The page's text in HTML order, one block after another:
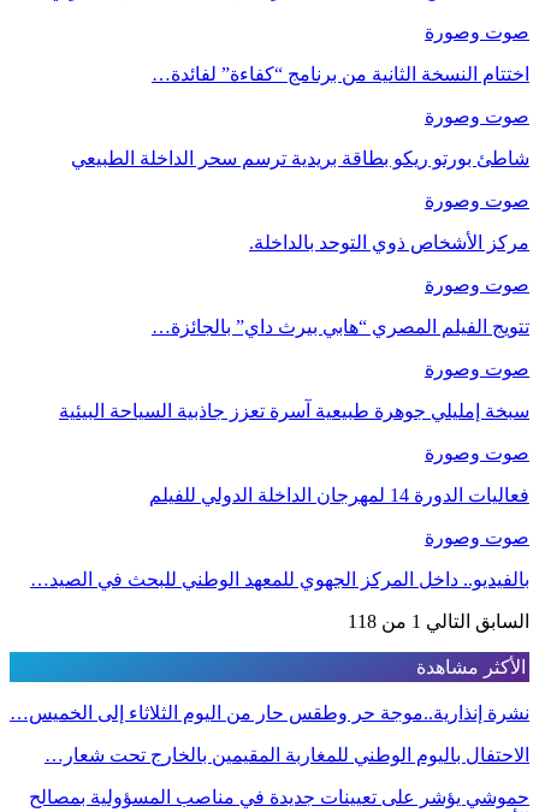
صوت وصورة
اختتام النسخة الثانية من برنامج “كفاءة” لفائدة…
صوت وصورة
شاطئ بورتو ريكو بطاقة بريدية ترسم سحر الداخلة الطبيعي
صوت وصورة
مركز الأشخاص ذوي التوحد بالداخلة.
صوت وصورة
تتويج الفيلم المصري “هابي بيرث داي” بالجائزة…
صوت وصورة
سبخة إمليلي جوهرة طبيعية آسرة تعزز جاذبية السياحة البيئية
صوت وصورة
فعاليات الدورة 14 لمهرجان الداخلة الدولي للفيلم
صوت وصورة
بالفيديو.. داخل المركز الجهوي للمعهد الوطني للبحث في الصيد…
السابق التالي 1 من 118
الأكثر مشاهدة
نشرة إنذارية..موجة حر وطقس حار من اليوم الثلاثاء إلى الخميس…
الاحتفال باليوم الوطني للمغاربة المقيمين بالخارج تحت شعار…
حموشي يؤشر على تعيينات جديدة في مناصب المسؤولية بمصالح